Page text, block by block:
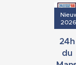
24h
du
2026